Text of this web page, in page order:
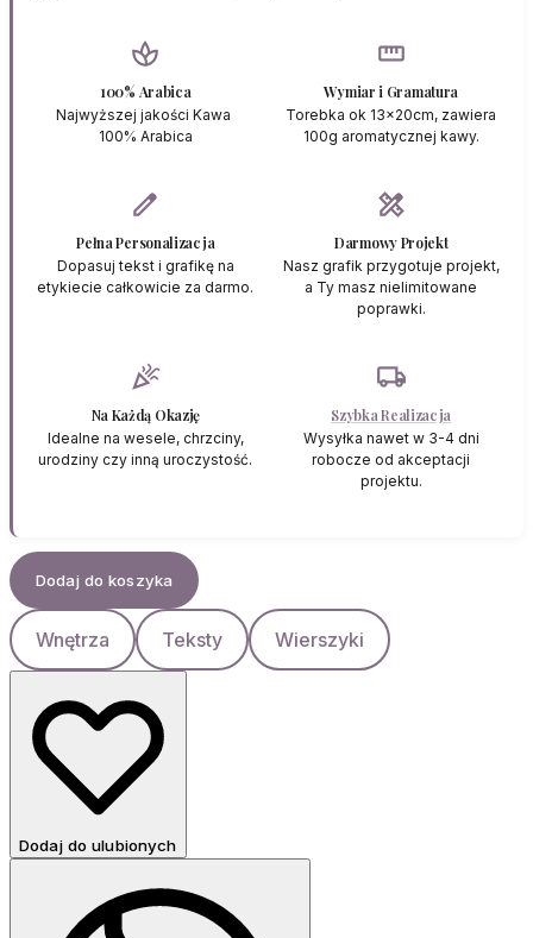
spa
100% Arabica
Najwyższej jakości Kawa
100% Arabica
straighten
Wymiar i Gramatura
Torebka ok 13x20cm, zawiera
100g aromatycznej kawy.
edit
Pełna Personalizacja
Dopasuj tekst i grafikę na
etykiecie całkowicie za darmo.
design_services
Darmowy Projekt
Nasz grafik przygotuje projekt,
a Ty masz nielimitowane
poprawki.
celebration
Na Każdą Okazję
Idealne na wesele, chrzciny,
urodziny czy inną uroczystość.
local_shipping
Szybka Realizacja
Wysyłka nawet w 3-4 dni
robocze od akceptacji
projektu.
Dodaj do koszyka
Wnętrza Teksty Wierszyki
Dodaj do ulubionych